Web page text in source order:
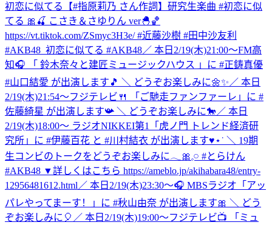
初恋に似てる
【#指原莉乃 さん作詞】研究生楽曲 #初恋に似
てる 🎀🍒 こさき＆さゆりん ver🐣🏀
https://vt.tiktok.com/ZSmyc3H3e/ #近藤沙樹 #田中沙友利
#AKB48_初恋に似てる #AKB48／ 本日2/19(木)21:00～FM高
知🎧 「 鈴⽊奈々と建匠ミュージックハウス 」に #正鋳真優
#山口結愛 が出演します🎵 ＼ どうぞお楽しみに🌼✨ ／ 本日
2/19(木)21:54～フジテレビ🍴 「ご馳走ファンファーレ」に #
佐藤綺星 が出演します📯 ＼ どうぞお楽しみに🐎 ／ 本日
2/19(木)18:00～ ラジオNIKKEI第1「虎ノ門 トレンド経済研
究所」に #伊藤百花 と #川村結衣 が出演します♥⋆˙ ＼ 19期
生コンビのトークをどうぞお楽しみに𓂃🎀𓈒𓏸 #とらけん
#AKB48 ▼詳しくはこちら https://ameblo.jp/akihabara48/entry-
12956481612.html ／ 本日2/19(木)23:30～🎧 MBSラジオ「アッ
パレやってまーす！」に #秋山由奈 が出演します🎀 ＼ どう
ぞお楽しみに🎈 ／ 本日2/19(木)19:00～フジテレビ📺 「ミュ